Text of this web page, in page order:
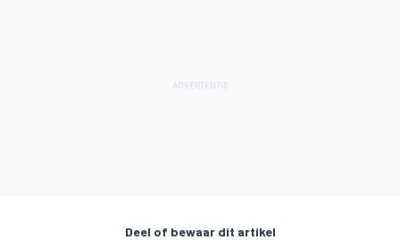
Deel of bewaar dit artikel